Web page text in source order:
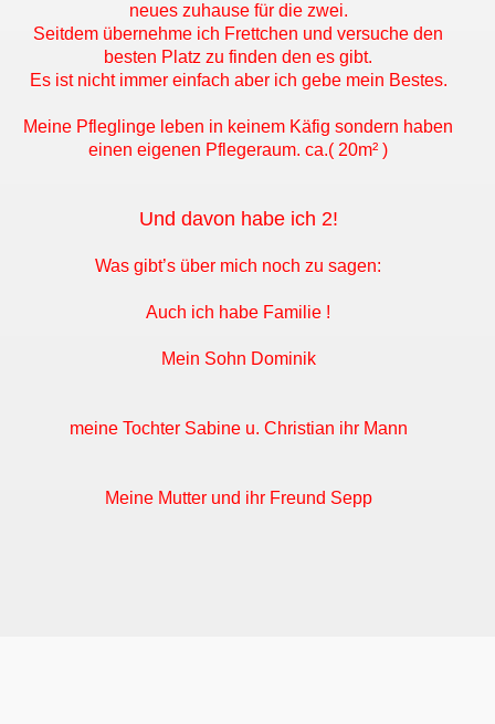
neues zuhause für die zwei.
Seitdem übernehme ich Frettchen und versuche den
besten Platz zu finden den es gibt.
Es ist nicht immer einfach aber ich gebe mein Bestes.
Meine Pfleglinge leben in keinem Käfig sondern haben
einen eigenen Pflegeraum. ca.( 20m² )
Und davon habe ich 2!
Was gibt’s über mich noch zu sagen:
Auch ich habe Familie !
Mein Sohn Dominik
meine Tochter Sabine u. Christian ihr Mann
Meine Mutter und ihr Freund Sepp